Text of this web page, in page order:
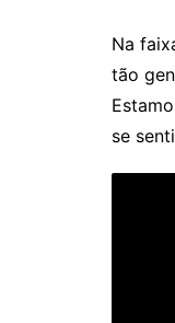
Na
tão
se